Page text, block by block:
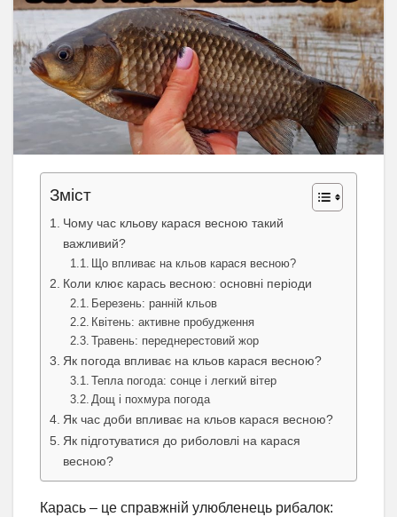
Зміст
Чому час кльову карася весною такий
важливий?
Що впливає на кльов карася весною?
Коли клює карась весною: основні періоди
Березень: ранній кльов
Квітень: активне пробудження
Травень: переднерестовий жор
Як погода впливає на кльов карася весною?
Тепла погода: сонце і легкий вітер
Дощ і похмура погода
Як час доби впливає на кльов карася весною?
Як підготуватися до риболовлі на карася
весною?
Карась – це справжній улюбленець рибалок: